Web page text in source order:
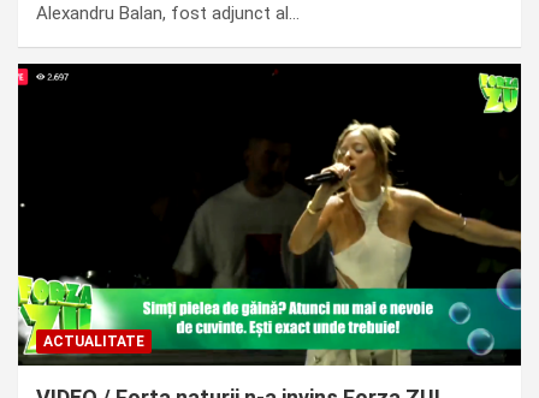
Alexandru Balan, fost adjunct al…
ACTUALITATE